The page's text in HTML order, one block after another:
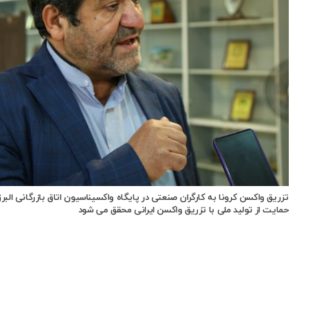
تزریق واکسن کرونا به کارگران صنعتی در پایگاه واکسیناسیون اتاق بازرگانی
حمایت از تولید ملی با تزریق واکسن ایرانی محقق می شود